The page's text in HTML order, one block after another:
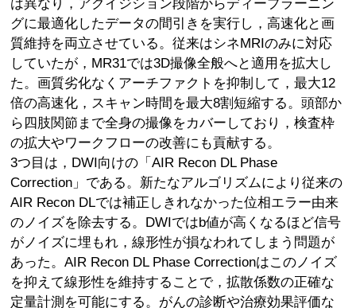
は異なり，アクイジション段階からディープラーニン
グに最適化したデータの間引きを実行し，高速化と画
質維持を両立させている。従来はシネMRIのみに対応
していたが，MR31では3D撮像全般へと適用を拡大し
た。画質劣化なくアーチファクトを抑制して，最大12
倍の高速化，スキャン時間を最大8割短縮する。頭部か
ら四肢関節まで全身の撮像をカバーしており，検査枠
の拡大やワークフローの改善にも貢献する。
3つ目は，DWI向けの「AIR Recon DL Phase
Correction」である。新たなアルゴリズムにより従来の
AIR Recon DLでは補正しきれなかった位相エラー由来
のノイズを除去する。DWIではb値が高くなるほど信号
がノイズに埋もれ，線形性が損なわれてしまう問題が
あった。AIR Recon DL Phase Correctionはこのノイズ
を抑えて線形性を維持することで，拡散係数の正確な
定量計測を可能にする。がんの診断や治療効果評価な